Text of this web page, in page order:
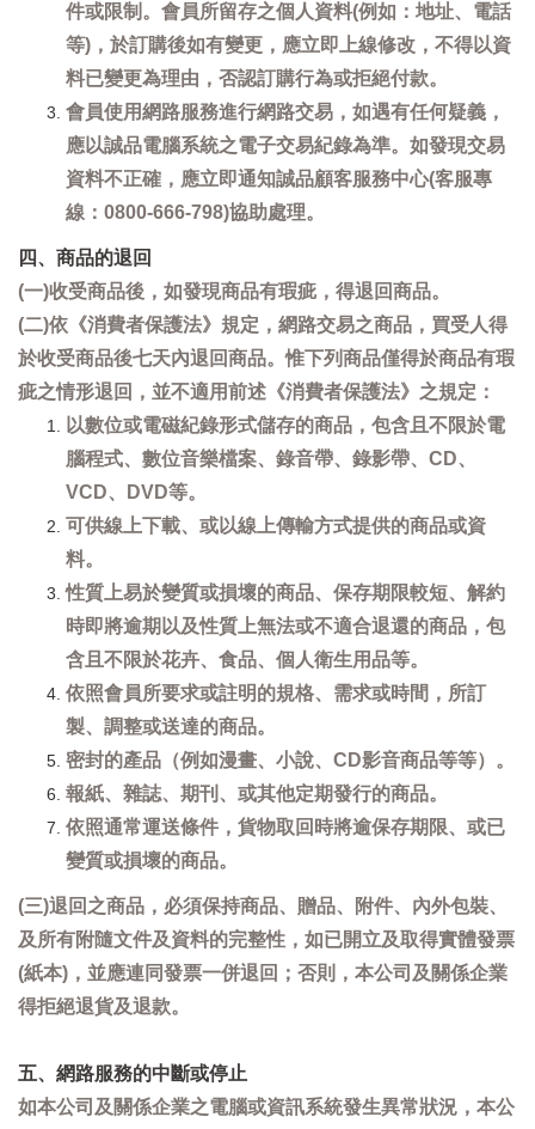
件或限制。會員所留存之個人資料(例如：地址、電話
等)，於訂購後如有變更，應立即上線修改，不得以資
料已變更為理由，否認訂購行為或拒絕付款。
會員使用網路服務進行網路交易，如遇有任何疑義，
應以誠品電腦系統之電子交易紀錄為準。如發現交易
資料不正確，應立即通知誠品顧客服務中心(客服專
線：0800-666-798)協助處理。
四、商品的退回
(一)收受商品後，如發現商品有瑕疵，得退回商品。
(二)依《消費者保護法》規定，網路交易之商品，買受人得
於收受商品後七天內退回商品。惟下列商品僅得於商品有瑕
疵之情形退回，並不適用前述《消費者保護法》之規定：
以數位或電磁紀錄形式儲存的商品，包含且不限於電
腦程式、數位音樂檔案、錄音帶、錄影帶、CD、
VCD、DVD等。
可供線上下載、或以線上傳輸方式提供的商品或資
料。
性質上易於變質或損壞的商品、保存期限較短、解約
時即將逾期以及性質上無法或不適合退還的商品，包
含且不限於花卉、食品、個人衛生用品等。
依照會員所要求或註明的規格、需求或時間，所訂
製、調整或送達的商品。
密封的產品（例如漫畫、小說、CD影音商品等等）。
報紙、雜誌、期刊、或其他定期發行的商品。
依照通常運送條件，貨物取回時將逾保存期限、或已
變質或損壞的商品。
(三)退回之商品，必須保持商品、贈品、附件、內外包裝、
及所有附隨文件及資料的完整性，如已開立及取得實體發票
(紙本)，並應連同發票一併退回；否則，本公司及關係企業
得拒絕退貨及退款。
五、網路服務的中斷或停止
如本公司及關係企業之電腦或資訊系統發生異常狀況，本公